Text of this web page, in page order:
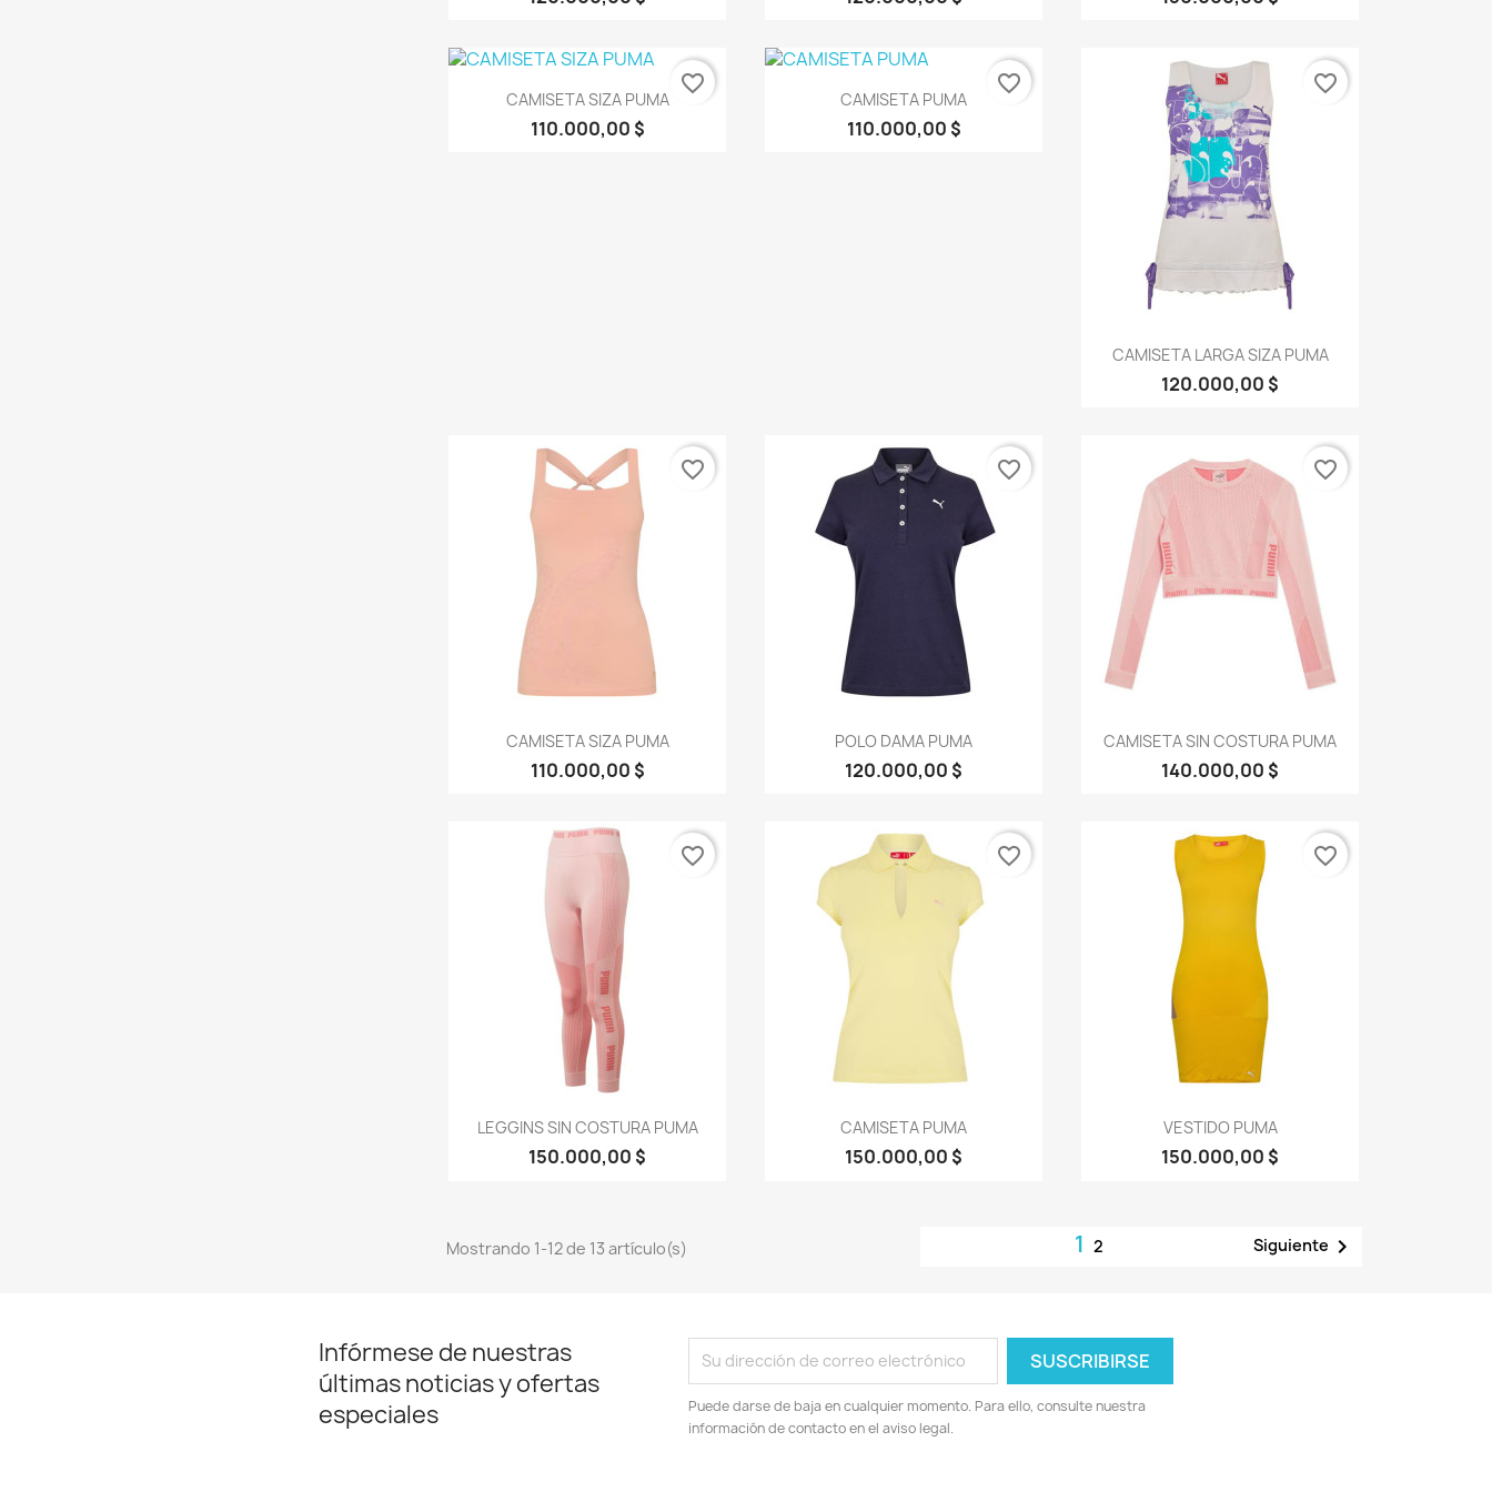
Vista rápida
CAMISETA SIZA PUMA
110.000,00 $
favorite_border Vista rápida
CAMISETA PUMA
110.000,00 $
favorite_border
Vista rápida
CAMISETA LARGA SIZA PUMA
120.000,00 $
favorite_border
Vista rápida
CAMISETA SIZA PUMA
110.000,00 $
favorite_border
Vista rápida
POLO DAMA PUMA
120.000,00 $
favorite_border
 Vista rápida
CAMISETA SIN COSTURA PUMA
140.000,00 $
favorite_border
Vista rápida
LEGGINS SIN COSTURA PUMA
150.000,00 $
favorite_border
Vista rápida
CAMISETA PUMA
150.000,00 $
favorite_border
Vista rápida
VESTIDO PUMA
150.000,00 $
favorite_border
Mostrando 1-12 de 13 artículo(s) 12 Siguiente 
Infórmese de nuestras
últimas noticias y ofertas
especiales
Puede darse de baja en cualquier momento. Para ello, consulte nuestra
información de contacto en el aviso legal.